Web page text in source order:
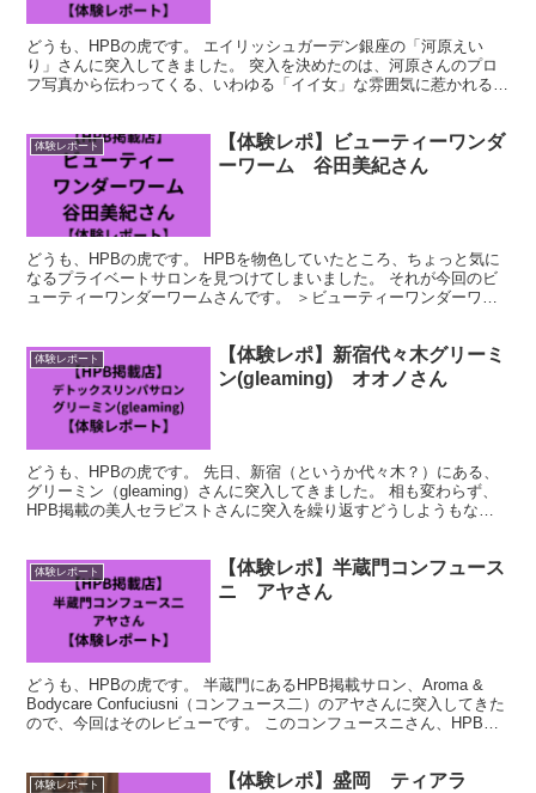
どうも、HPBの虎です。 エイリッシュガーデン銀座の「河原えい
り」さんに突入してきました。 突入を決めたのは、河原さんのプロ
フ写真から伝わってくる、いわゆる「イイ女」な雰囲気に惹かれると
体験レポート
【体験レポ】ビューティーワンダ
ーワーム 谷田美紀さん
どうも、HPBの虎です。 HPBを物色していたところ、ちょっと気に
なるプライベートサロンを見つけてしまいました。 それが今回のビ
ューティーワンダーワームさんです。 ＞ビューティーワンダーワー
体験レポート
【体験レポ】新宿代々木グリーミ
ン(gleaming) オオノさん
どうも、HPBの虎です。 先日、新宿（というか代々木？）にある、
グリーミン（gleaming）さんに突入してきました。 相も変わらず、
HPB掲載の美人セラピストさんに突入を繰り返すどうしようもない
体験レポート
【体験レポ】半蔵門コンフュース
ニ アヤさん
どうも、HPBの虎です。 半蔵門にあるHPB掲載サロン、Aroma &
Bodycare Confuciusni（コンフュース二）のアヤさんに突入してきた
ので、今回はそのレビューです。 このコンフュースニさん、HPB掲
体験レポート
【体験レポ】盛岡 ティアラ